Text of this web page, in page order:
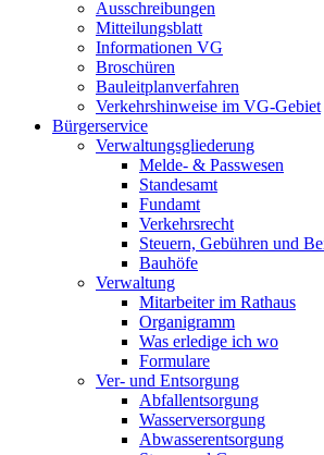
Ausschreibungen
Mitteilungsblatt
Informationen VG
Broschüren
Bauleitplanverfahren
Verkehrshinweise im VG-Gebiet
Bürgerservice
Verwaltungsgliederung
Melde- & Passwesen
Standesamt
Fundamt
Verkehrsrecht
Steuern, Gebühren und
Bauhöfe
Verwaltung
Mitarbeiter im Rathaus
Organigramm
Was erledige ich wo
Formulare
Ver- und Entsorgung
Abfallentsorgung
Wasserversorgung
Abwasserentsorgung